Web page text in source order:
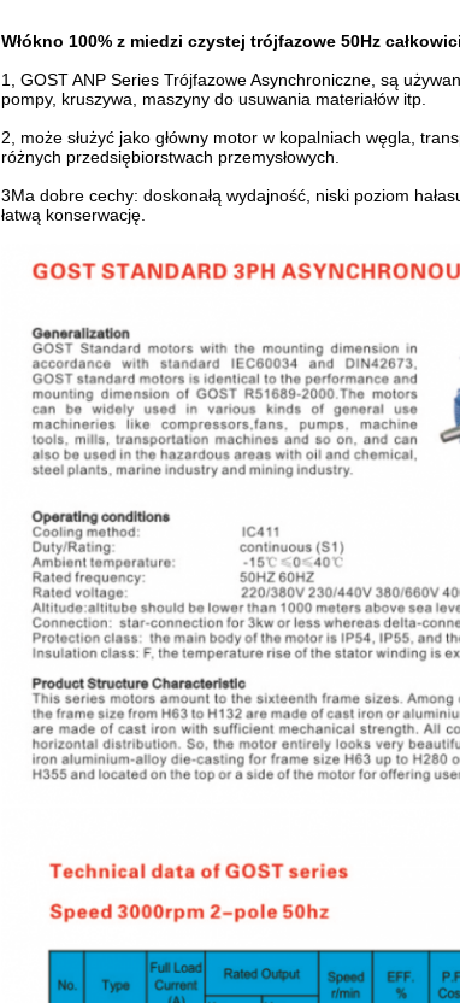
Włókno 100% z miedzi czystej trójfazowe 50Hz
1, GOST ANP Series Trójfazowe Asynchroniczne, są
pompy, kruszywa, maszyny do usuwania materiałów itp.
2, może służyć jako główny motor w kopalniach węgla,
różnych przedsiębiorstwach przemysłowych.
3Ma dobre cechy: doskonałą wydajność, niski poziom
łatwą konserwację.